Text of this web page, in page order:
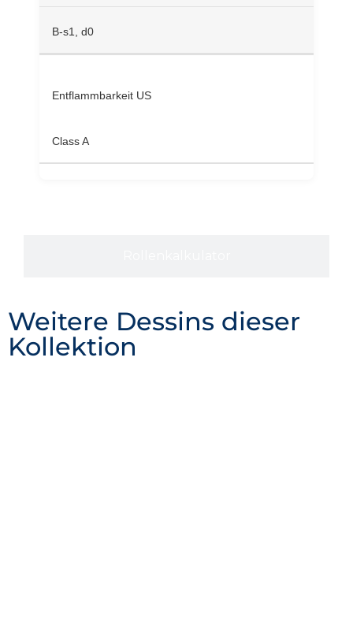
B-s1, d0
Entflammbarkeit US
Class A
Weitere Dessins dieser
Kollektion